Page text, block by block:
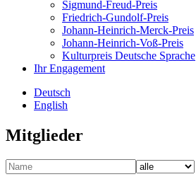
Sigmund-Freud-Preis
Friedrich-Gundolf-Preis
Johann-Heinrich-Merck-Preis
Johann-Heinrich-Voß-Preis
Kulturpreis Deutsche Sprache
Ihr Engagement
Deutsch
English
Mitglieder